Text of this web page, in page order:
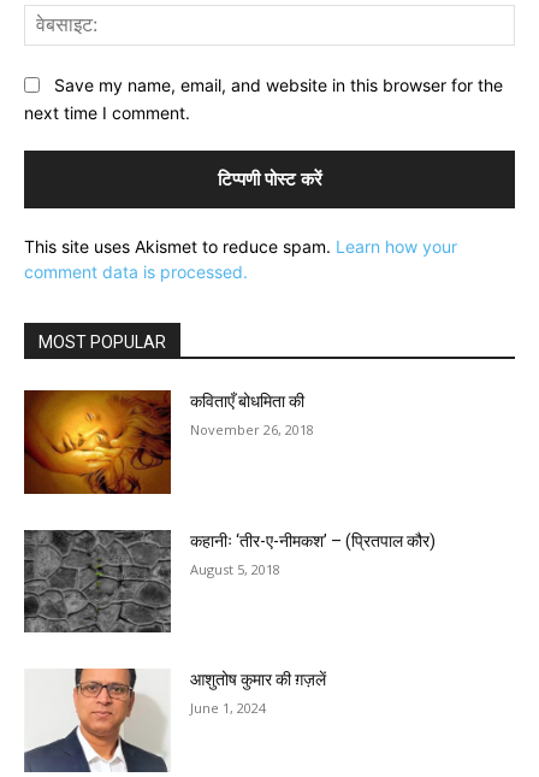
Save my name, email, and website in this browser for the
next time I comment.
This site uses Akismet to reduce spam. Learn how your
comment data is processed.
MOST POPULAR
कविताएँ बोधमिता की
November 26, 2018
कहानीः ‘तीर-ए-नीमकश’ – (प्रितपाल कौर)
August 5, 2018
आशुतोष कुमार की ग़ज़लें
June 1, 2024